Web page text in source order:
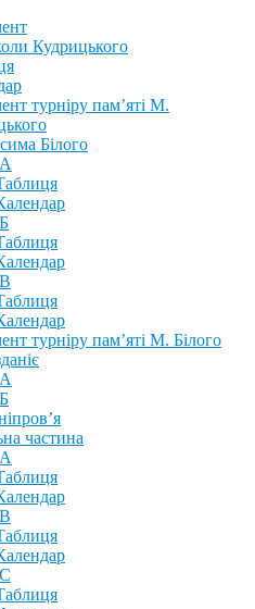
Кудрицького
турніру пам’яті М.
Білого
турніру пам’яті М. Білого
частина